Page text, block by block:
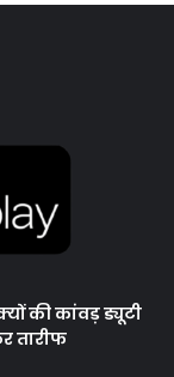
की कांवड़ ड्यूटी
तारीफ